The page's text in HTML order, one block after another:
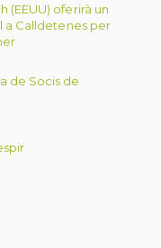
(EEUU) oferirà un
a Calldetenes per
de Socis de